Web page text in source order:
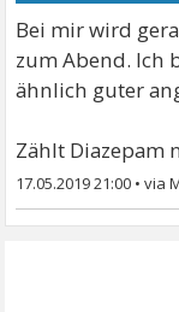
Bei mir wird
zum Abend. Ich
ähnlich guter
Zählt Diazepam
17.05.2019 21:00 •